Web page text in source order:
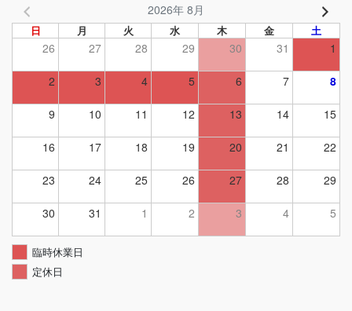
2026年 8月
日 月 火 水 木 金 土
26 27 28 29 30 31 1
2 3 4 5 6 7 8
9 10 11 12 13 14 15
16 17 18 19 20 21 22
23 24 25 26 27 28 29
30 31 1 2 3 4 5
臨時休業日
定休日